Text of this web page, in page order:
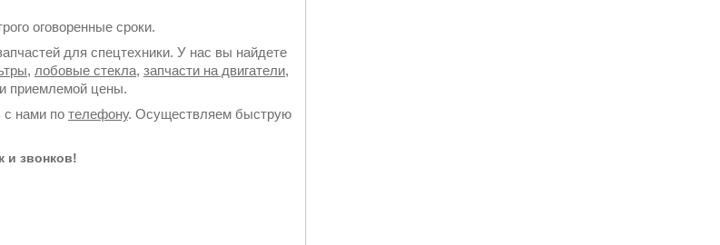
оговоренные сроки.
для спецтехники. У нас вы найдете
, лобовые стекла, запчасти на двигатели,
приемлемой цены.
с нами по телефону. Осуществляем быструю
и звонков!